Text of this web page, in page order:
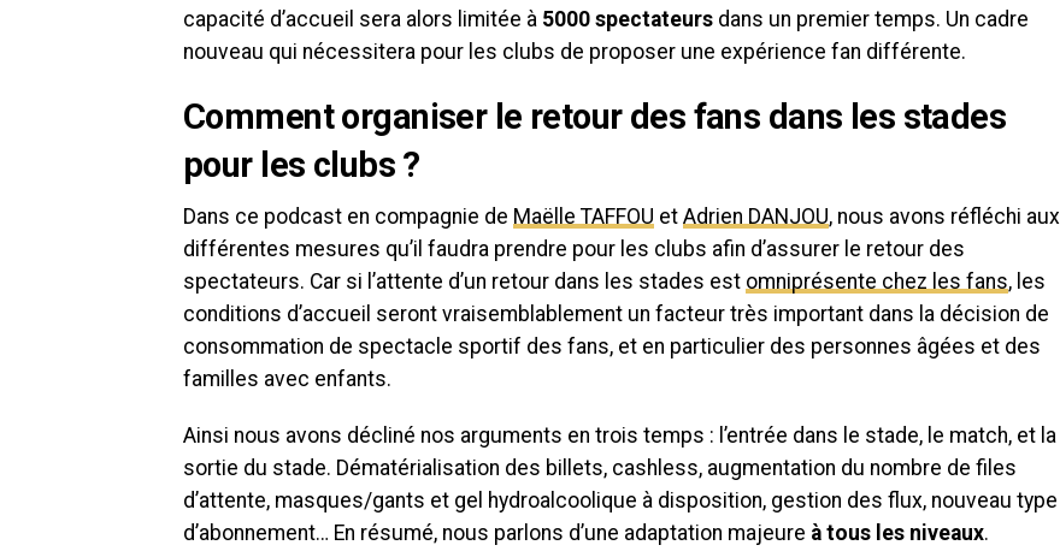
capacité d’accueil sera alors limitée à 5000 spectateurs dans un premier temps. Un cadre
nouveau qui nécessitera pour les clubs de proposer une expérience fan différente.
Comment organiser le retour des fans dans les stades
pour les clubs ?
Dans ce podcast en compagnie de Maëlle TAFFOU et Adrien DANJOU, nous avons réfléchi aux
différentes mesures qu’il faudra prendre pour les clubs afin d’assurer le retour des
spectateurs. Car si l’attente d’un retour dans les stades est omniprésente chez les fans, les
conditions d’accueil seront vraisemblablement un facteur très important dans la décision de
consommation de spectacle sportif des fans, et en particulier des personnes âgées et des
familles avec enfants.
Ainsi nous avons décliné nos arguments en trois temps : l’entrée dans le stade, le match, et la
sortie du stade. Dématérialisation des billets, cashless, augmentation du nombre de files
d’attente, masques/gants et gel hydroalcoolique à disposition, gestion des flux, nouveau type
d’abonnement… En résumé, nous parlons d’une adaptation majeure à tous les niveaux.